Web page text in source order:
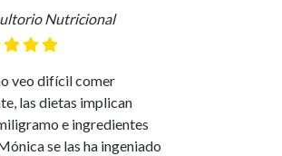
Nutricional
veo difícil comer
las dietas implican
e ingredientes
se las ha ingeniado